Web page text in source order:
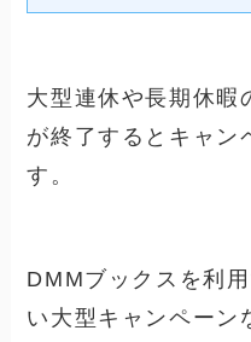
大型連休や長期休暇
が終了するとキャン
す。
DMMブックスを利
い大型キャンペーン